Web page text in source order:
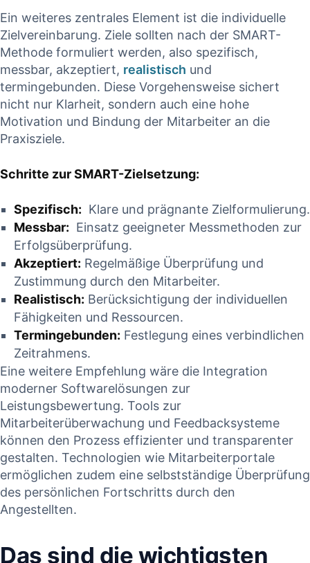
Ein weiteres⁣ zentrales Element ist die individuelle
Zielvereinbarung. ‌Ziele sollten nach ⁤der SMART-
Methode ​formuliert werden, also spezifisch,
messbar, akzeptiert, realistisch und
termingebunden. Diese ‌Vorgehensweise sichert
nicht nur Klarheit, sondern auch eine hohe
Motivation und‍ Bindung der ​Mitarbeiter an die
Praxisziele.
Schritte zur SMART-Zielsetzung:
Spezifisch: ⁣ Klare ⁢und prägnante Zielformulierung.
Messbar: ⁤ Einsatz geeigneter Messmethoden zur
Erfolgsüberprüfung.
Akzeptiert: Regelmäßige Überprüfung und
Zustimmung durch den Mitarbeiter.
Realistisch: Berücksichtigung⁤ der individuellen ​
Fähigkeiten und Ressourcen.
Termingebunden: Festlegung eines verbindlichen
Zeitrahmens.
Eine weitere Empfehlung wäre die Integration
moderner Softwarelösungen zur
Leistungsbewertung. Tools zur⁢
Mitarbeiterüberwachung ⁣und‌ Feedbacksysteme
⁣können den Prozess effizienter und ⁢transparenter
gestalten.‌ Technologien wie Mitarbeiterportale
ermöglichen ​zudem eine selbstständige Überprüfung
des persönlichen Fortschritts durch ⁣den
‌Angestellten.
Das sind die wichtigsten